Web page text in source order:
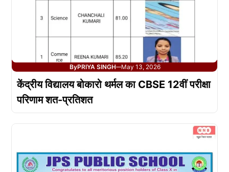
ByPRIYA SINGH—May 13, 2026
केंद्रीय विद्यालय बोकारो थर्मल का CBSE 12वीं परीक्षा
परिणाम शत-प्रतिशत